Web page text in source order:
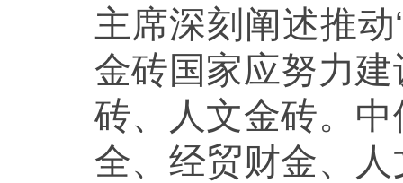
主席深刻阐述推
金砖国家应努力
砖、人文金砖。
全、经贸财金、